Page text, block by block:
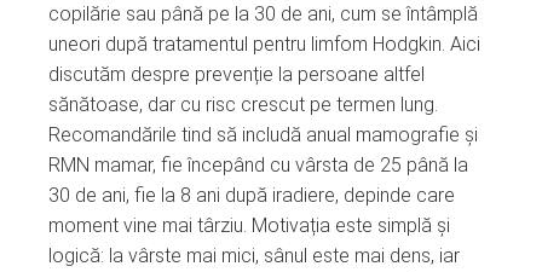
copilărie sau până pe la 30 de ani, cum se întâmplă
uneori după tratamentul pentru limfom Hodgkin. Aici
discutăm despre prevenție la persoane altfel
sănătoase, dar cu risc crescut pe termen lung.
Recomandările tind să includă anual mamografie și
RMN mamar, fie începând cu vârsta de 25 până la
30 de ani, fie la 8 ani după iradiere, depinde care
moment vine mai târziu. Motivația este simplă și
logică: la vârste mai mici, sânul este mai dens, iar